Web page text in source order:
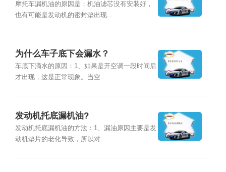
摩托车漏机油的原因是：机油滤芯没有安装好，
也有可能是发动机的密封垫出现...
为什么车子底下会漏水？
车底下滴水的原因：1、如果是开空调一段时间后
才出现，这是正常现象。当空...
发动机托底漏机油?
发动机托底漏机油的方法：1、漏油原因主要是发
动机垫片的老化导致，所以对...